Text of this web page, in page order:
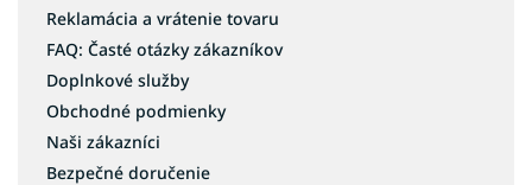
Reklamácia a vrátenie tovaru
FAQ: Časté otázky zákazníkov
Doplnkové služby
Obchodné podmienky
Naši zákazníci
Bezpečné doručenie